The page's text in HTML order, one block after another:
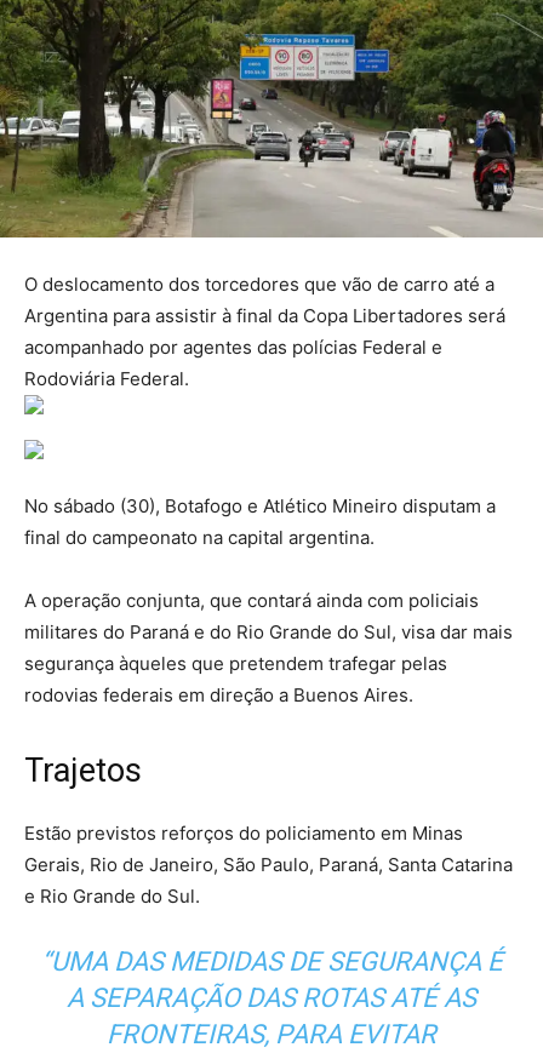
O deslocamento dos torcedores que vão de carro até a
Argentina para assistir à final da Copa Libertadores será
acompanhado por agentes das polícias Federal e
Rodoviária Federal.
No sábado (30), Botafogo e Atlético Mineiro disputam a
final do campeonato na capital argentina.
A operação conjunta, que contará ainda com policiais
militares do Paraná e do Rio Grande do Sul, visa dar mais
segurança àqueles que pretendem trafegar pelas
rodovias federais em direção a Buenos Aires.
Trajetos
Estão previstos reforços do policiamento em Minas
Gerais, Rio de Janeiro, São Paulo, Paraná, Santa Catarina
e Rio Grande do Sul.
“UMA DAS MEDIDAS DE SEGURANÇA É
A SEPARAÇÃO DAS ROTAS ATÉ AS
FRONTEIRAS, PARA EVITAR